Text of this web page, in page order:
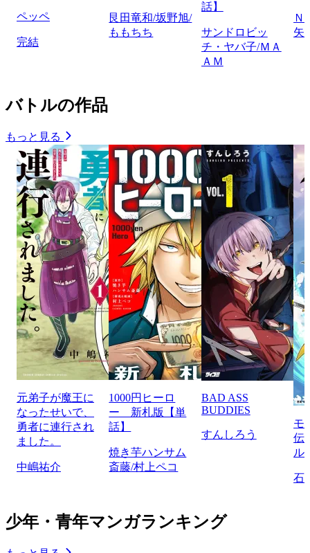
ペッペ
完結
艮田竜和/坂野旭/
ももちち
話】
サンドロビッ
チ・ヤバ子/ＭＡ
ＡＭ
Ｎ
矢
バトルの作品
もっと見る
元弟子が魔王に
なったせいで、
勇者に連行され
ました。
中嶋祐介
1000円ヒーロ
ー 新札版【単
話】
焼き芋ハンサム
斎藤/村上ペコ
BAD ASS
BUDDIES
すんしろう
モ
伝
ル
石
少年・青年マンガランキング